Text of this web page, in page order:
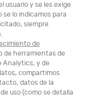
usuario y se les exige
lo indicamos para
siempre
de
de herramientas de
Analytics, y de
compartimos
datos de la
uso (como se detalla